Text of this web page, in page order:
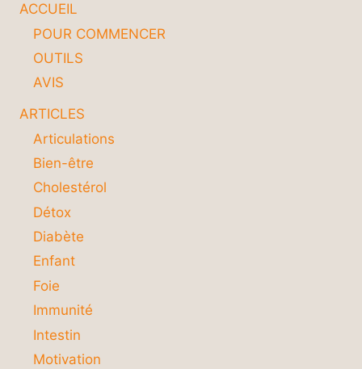
ACCUEIL
POUR COMMENCER
OUTILS
AVIS
ARTICLES
Articulations
Bien-être
Cholestérol
Détox
Diabète
Enfant
Foie
Immunité
Intestin
Motivation